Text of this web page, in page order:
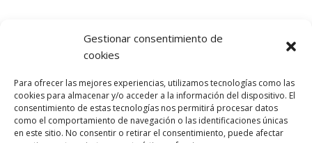
Gestionar consentimiento de
cookies
Para ofrecer las mejores experiencias, utilizamos tecnologías como las
cookies para almacenar y/o acceder a la información del dispositivo. El
consentimiento de estas tecnologías nos permitirá procesar datos
como el comportamiento de navegación o las identificaciones únicas
en este sitio. No consentir o retirar el consentimiento, puede afectar
Deja una respuesta
comentario.
Entra con tu red social
He leído y acepto laPolítica de Privacidad